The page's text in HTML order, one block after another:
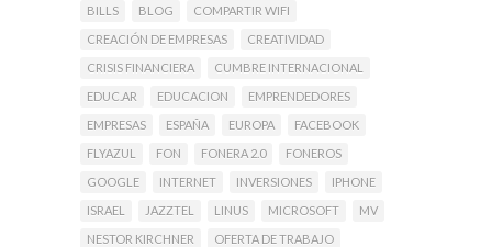
BILLS
BLOG
COMPARTIR WIFI
CREACIÓN DE EMPRESAS
CREATIVIDAD
CRISIS FINANCIERA
CUMBRE INTERNACIONAL
EDUC.AR
EDUCACION
EMPRENDEDORES
EMPRESAS
ESPAÑA EUROPA
FACEBOOK
FLYAZUL
FON FONERA 2.0
FONEROS
GOOGLE
INTERNET INVERSIONES
IPHONE
ISRAEL
JAZZTEL LINUS MICROSOFT
MV
NESTOR KIRCHNER
OFERTA DE TRABAJO